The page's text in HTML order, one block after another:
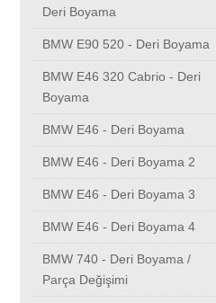
Deri Boyama
BMW E90 520 - Deri Boyama
BMW E46 320 Cabrio - Deri
Boyama
BMW E46 - Deri Boyama
BMW E46 - Deri Boyama 2
BMW E46 - Deri Boyama 3
BMW E46 - Deri Boyama 4
BMW 740 - Deri Boyama /
Parça Değişimi